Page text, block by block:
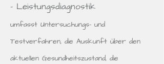
- Leistungsdiagnostik
umfasst Untersuchungs- und
Testverfahren, die Auskunft über den
aktuellen Gesundheitszustand, die